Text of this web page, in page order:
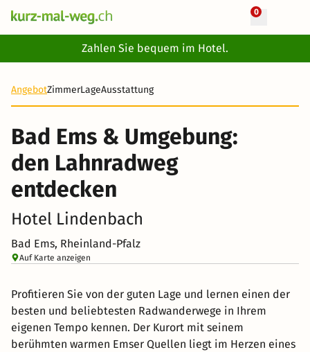
0
Zahlen Sie bequem im Hotel.
AngebotZimmerLageAusstattung
Bad Ems & Umgebung:
den Lahnradweg
entdecken
Hotel Lindenbach
Bad Ems, Rheinland-Pfalz
Auf Karte anzeigen
Profitieren Sie von der guten Lage und lernen einen der
besten und beliebtesten Radwanderwege in Ihrem
eigenen Tempo kennen. Der Kurort mit seinem
berühmten warmen Emser Quellen liegt im Herzen eines